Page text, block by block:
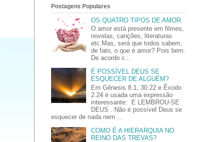
Postagens Populares
OS QUATRO TIPOS DE AMOR
O amor está presente em filmes,
novelas, canções, literaturas
etc.Mas, será que todos sabem,
de fato, o que é amor? Pois bem.
De acordo c...
É POSSÍVEL DEUS SE
ESQUECER DE ALGUÉM?
Em Gênesis 8.1; 30.22 e Êxodo
2.24 é usada uma expressão
interessante: E LEMBROU-SE
DEUS . Não é possível Deus se
esquecer de nada nem ...
COMO É A HIERARQUIA NO
REINO DAS TREVAS?